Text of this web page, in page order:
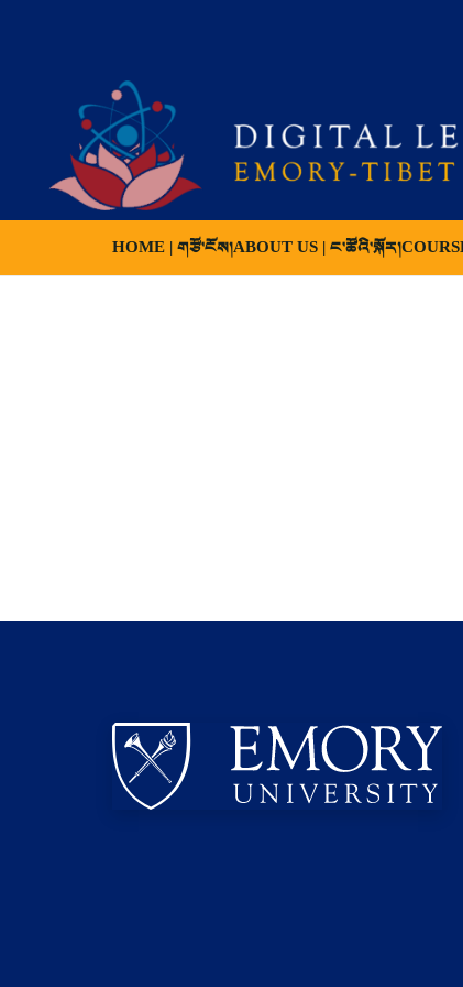
HOME | གཙོ་ངོས།ABOUT US | ང་ཚོའི་སྐོར།